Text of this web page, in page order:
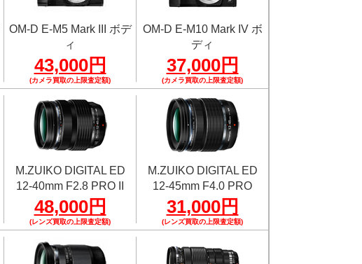
OM-D E-M5 Mark III ボデ
ィ
43,000円
(カメラ買取の上限査定額)
OM-D E-M10 Mark IV ボ
ディ
37,000円
(カメラ買取の上限査定額)
M.ZUIKO DIGITAL ED
12-40mm F2.8 PRO II
48,000円
(レンズ買取の上限査定額)
M.ZUIKO DIGITAL ED
12-45mm F4.0 PRO
31,000円
(レンズ買取の上限査定額)